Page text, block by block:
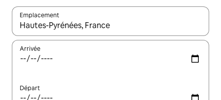
Emplacement
Quand les résultats sont affichés, parcourez-les en utilisant
Arrivée
Départ